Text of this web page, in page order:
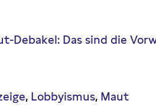
Debakel: Das sind die
Lobbyismus Maut